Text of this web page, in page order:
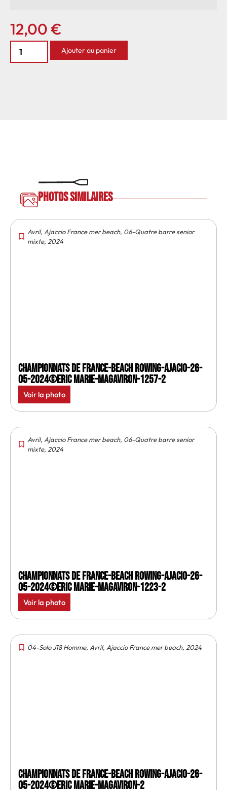
12,00€
Ajouter au panier
Photos similaires
Avril, Ajaccio France mer beach, 06-Quatre barre senior
mixte, 2024
Championnats de France-Beach rowing-Ajacio-26-
05-2024©Eric Marie-MagAviron-1257-2
Voir la photo
Avril, Ajaccio France mer beach, 06-Quatre barre senior
mixte, 2024
Championnats de France-Beach rowing-Ajacio-26-
05-2024©Eric Marie-MagAviron-1223-2
Voir la photo
04-Solo J18 Homme, Avril, Ajaccio France mer beach, 2024
Championnats de France-Beach rowing-Ajacio-26-
05-2024©Eric Marie-MagAviron-2